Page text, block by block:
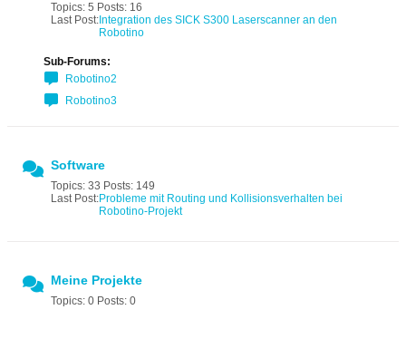
Topics: 5 Posts: 16
Last Post: Integration des SICK S300 Laserscanner an den
Robotino
Sub-Forums:
Robotino2
Robotino3
Software
Topics: 33 Posts: 149
Last Post:Probleme mit Routing und Kollisionsverhalten bei
Robotino-Projekt
Meine Projekte
Topics: 0 Posts: 0